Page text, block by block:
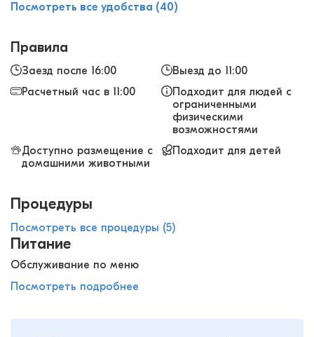
Посмотреть все удобства (40)
Правила
Заезд после 16:00
Выезд до 11:00
Расчетный час в 11:00
Подходит для людей с
ограниченными
физическими
возможностями
Доступно размещение с
домашними животными
Подходит для детей
Процедуры
Посмотреть все процедуры (5)
Питание
Обслуживание по меню
Посмотреть подробнее